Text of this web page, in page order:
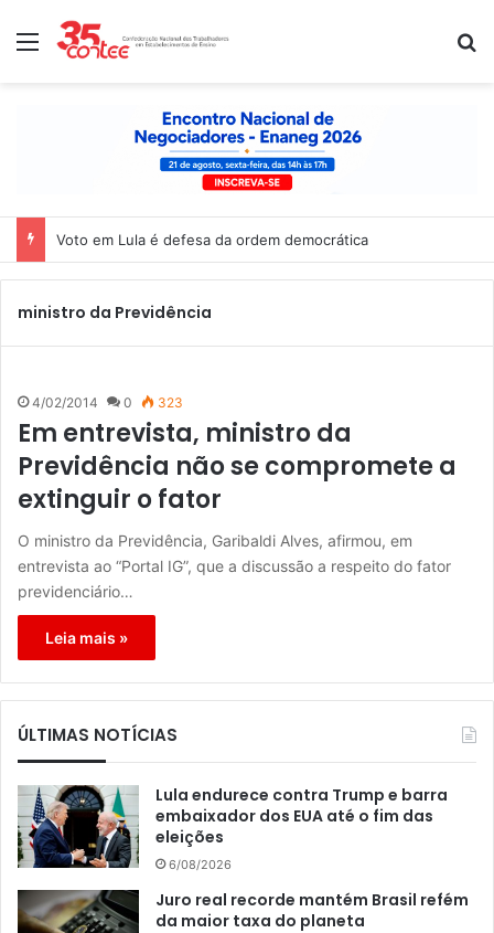
Menu
Voto em Lula é defesa da ordem democrática
ministro da Previdência
4/02/2014 0 323
Em entrevista, ministro da
Previdência não se compromete a
extinguir o fator
O ministro da Previdência, Garibaldi Alves, afirmou, em
entrevista ao “Portal IG”, que a discussão a respeito do fator
previdenciário…
Leia mais »
ÚLTIMAS NOTÍCIAS
Lula endurece contra Trump e barra
embaixador dos EUA até o fim das
eleições
6/08/2026
Juro real recorde mantém Brasil refém
da maior taxa do planeta